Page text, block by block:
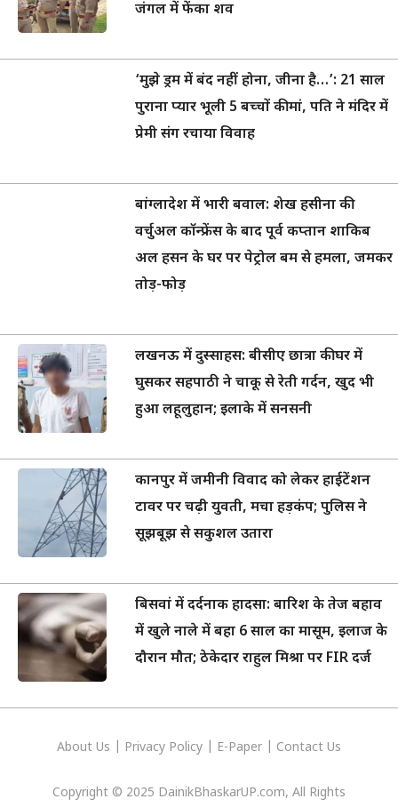
जंगल में फेंका शव
‘मुझे ड्रम में बंद नहीं होना, जीना है…’: 21 साल
पुराना प्यार भूली 5 बच्चों की मां, पति ने मंदिर में
प्रेमी संग रचाया विवाह
बांग्लादेश में भारी बवाल: शेख हसीना की
वर्चुअल कॉन्फ्रेंस के बाद पूर्व कप्तान शाकिब
अल हसन के घर पर पेट्रोल बम से हमला, जमकर
तोड़-फोड़
लखनऊ में दुस्साहस: बीसीए छात्रा की घर में
घुसकर सहपाठी ने चाकू से रेती गर्दन, खुद भी
हुआ लहूलुहान; इलाके में सनसनी
कानपुर में जमीनी विवाद को लेकर हाईटेंशन
टावर पर चढ़ी युवती, मचा हड़कंप; पुलिस ने
सूझबूझ से सकुशल उतारा
बिसवां में दर्दनाक हादसा: बारिश के तेज बहाव
में खुले नाले में बहा 6 साल का मासूम, इलाज के
दौरान मौत; ठेकेदार राहुल मिश्रा पर FIR दर्ज
About Us Privacy Policy E-Paper Contact Us
Copyright © 2025 DainikBhaskarUP.com, All Rights